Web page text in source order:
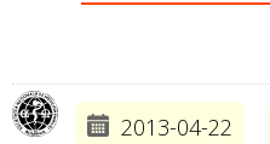
2013-04-22